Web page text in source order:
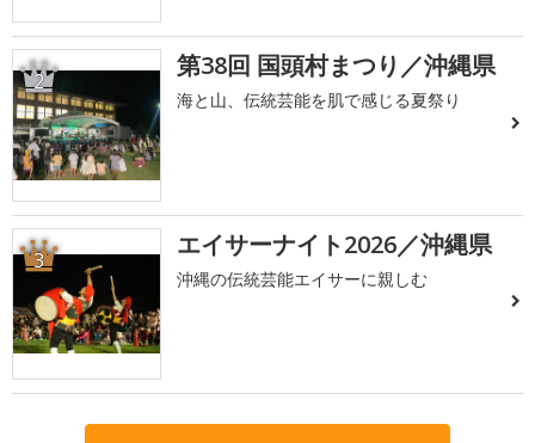
2 第38回 国頭村まつり／沖縄県
海と山、伝統芸能を肌で感じる夏祭り
3 エイサーナイト2026／沖縄県
沖縄の伝統芸能エイサーに親しむ